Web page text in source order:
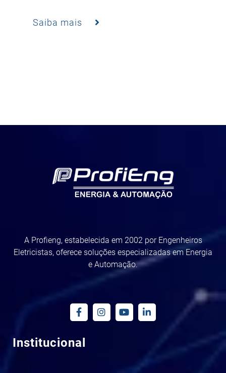
Saiba mais
A Profieng, estabelecida em 2002 por Engenheiros
Eletricistas, oferece soluções especializadas em Energia
e Automação.
Institucional